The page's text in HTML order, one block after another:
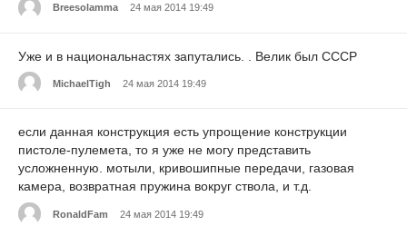
Breesolamma 24 мая 2014 19:49
Уже и в национальнастях запутались. . Велик был СССР
MichaelTigh 24 мая 2014 19:49
если данная конструкция есть упрощение конструкции
пистоле-пулемета, то я уже не могу представить
усложненную. мотыли, кривошипные передачи, газовая
камера, возвратная пружина вокруг ствола, и т.д.
RonaldFam 24 мая 2014 19:49